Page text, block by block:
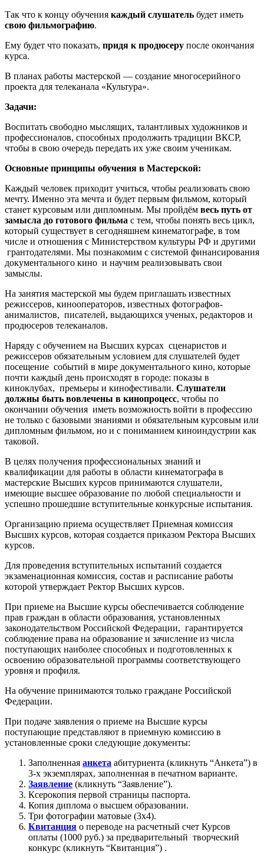
Так что к концу обучения каждый слушатель будет иметь
свою фильмографию.
Ему будет что показать, придя к продюсеру после окончания
курса.
В планах работы мастерской — создание многосерийного
проекта для телеканала «Культура».
Задачи:
Воспитать свободно мыслящих, талантливых художников и
профессионалов, способных продолжить традиции ВКСР,
чтобы в свою очередь передать их уже своим ученикам.
Основные принципы обучения в Мастерской:
Каждый человек приходит учиться, чтобы реализовать свою
мечту. Именно эта мечта и будет первым фильмом, который
станет курсовым или дипломным. Мы пройдём весь путь от
замысла до готового фильма с тем, чтобы понять весь цикл,
который существует в сегодняшнем кинематографе, в том
числе и отношения с Министерством культуры РФ и другими
грантодателями. Мы познакомим с системой финансирования
документального кино и научим реализовывать свои
замыслы.
На занятия мастерской мы будем приглашать известных
режиссеров, кинооператоров, известных фотографов-
анималистов, писателей, выдающихся ученых, редакторов и
продюсеров телеканалов.
Наряду с обучением на Высших курсах сценаристов и
режиссеров обязательным условием для слушателей будет
посещение событий в мире документального кино, которые
почти каждый день происходят в городе: показы в
киноклубах, премьеры и кинофестивали. Слушатели
должны быть вовлечены в кинопроцесс, чтобы по
окончании обучения иметь возможность войти в профессию
не только с базовыми знаниями и обязательным курсовым или
дипломным фильмом, но и с пониманием киноиндустрии как
таковой.
В целях получения профессиональных знаний и
квалификации для работы в области кинематографа в
мастерские Высших курсов принимаются слушатели,
имеющие высшее образование по любой специальности и
успешно прошедшие вступительные конкурсные испытания.
Организацию приема осуществляет Приемная комиссия
Высших курсов, которая создается приказом Ректора Высших
курсов.
Для проведения вступительных испытаний создается
экзаменационная комиссия, состав и расписание работы
которой утверждает Ректор Высших курсов.
При приеме на Высшие курсы обеспечивается соблюдение
прав граждан в области образования, установленных
законодательством Российской Федерации, гарантируется
соблюдение права на образование и зачисление из числа
поступающих наиболее способных и подготовленных к
освоению образовательной программы соответствующего
уровня и профиля.
На обучение принимаются только граждане Российской
Федерации.
При подаче заявления о приеме на Высшие курсы
поступающие представляют в приемную комиссию в
установленные сроки следующие документы:
Заполненная анкета абитуриента (кликнуть “Анкета”) в
3-х экземплярах, заполненная в печатном варианте.
Заявление (кликнуть “Заявление”).
Ксерокопия первой страницы паспорта.
Копия диплома о высшем образовании.
Три фотографии матовые (3х4).
Квитанция о переводе на расчетный счет Курсов
оплаты (1000 руб.) за предварительный творческий
конкурс (кликнуть “Квитанция”) .